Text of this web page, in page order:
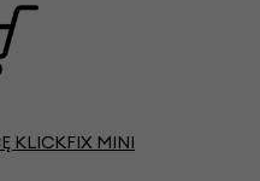
KLICKFIX MINI